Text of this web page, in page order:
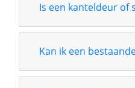
Is een kanteldeur of
Kan ik een